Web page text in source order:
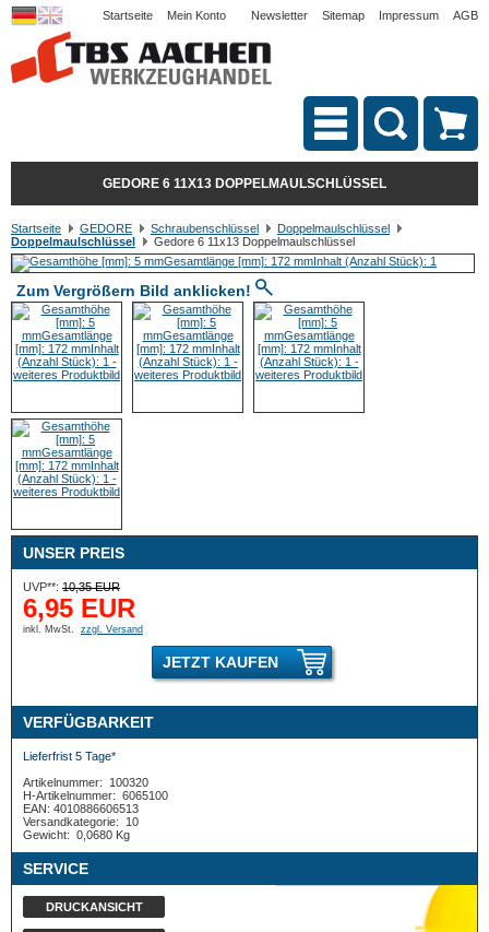
Startseite Mein Konto Newsletter Sitemap Impressum AGB
GEDORE 6 11X13 DOPPELMAULSCHLÜSSEL
Startseite GEDORE Schraubenschlüssel
Doppelmaulschlüssel
Doppelmaulschlüssel
Gedore 6 11x13 Doppelmaulschlüssel
Zum Vergrößern Bild anklicken!
UNSER PREIS
UVP**: 10,35 EUR
6,95 EUR
inkl. MwSt. zzgl. Versand
JETZT KAUFEN
VERFÜGBARKEIT
Lieferfrist 5 Tage*
Artikelnummer:
100320
H-Artikelnummer: 6065100
EAN: 4010886606513
Versandkategorie:
10
Gewicht: 0,0680 Kg
SERVICE
DRUCKANSICHT